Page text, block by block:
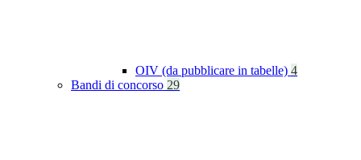
OIV (da pubblicare in tabelle) 4
Bandi di concorso 29